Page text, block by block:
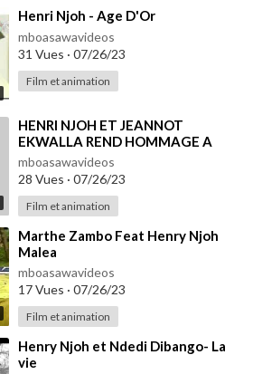
⁣Henri Njoh - Age D'Or
mboasawavideos
31 Vues · 07/26/23
Film et animation
⁣HENRI NJOH ET JEANNOT
EKWALLA REND HOMMAGE A
MANU DIBANGO
mboasawavideos
28 Vues · 07/26/23
Film et animation
⁣Marthe Zambo Feat Henry Njoh
Malea
mboasawavideos
17 Vues · 07/26/23
Film et animation
⁣Henry Njoh et Ndedi Dibango- La
vie